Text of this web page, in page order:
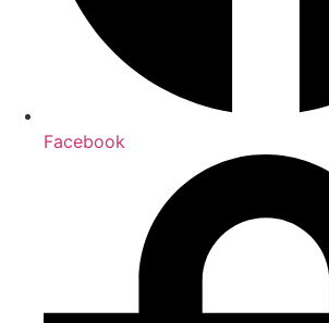
Facebook